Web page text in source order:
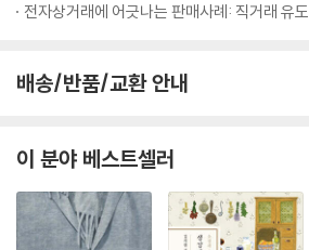
전자상거래에 어긋나는 판매사례: 직거래 유도
배송/반품/교환 안내
이 분야 베스트셀러